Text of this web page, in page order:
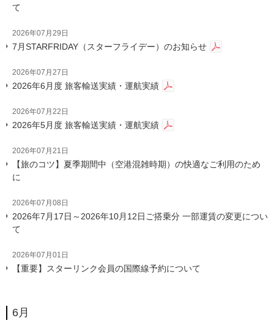
て
2026年07月29日
7月STARFRIDAY（スターフライデー）のお知らせ
2026年07月27日
2026年6月度 旅客輸送実績・運航実績
2026年07月22日
2026年5月度 旅客輸送実績・運航実績
2026年07月21日
【旅のコツ】夏季期間中（空港混雑時期）の快適なご利用のため
に
2026年07月08日
2026年7月17日～2026年10月12日ご搭乗分 一部運賃の変更につい
て
2026年07月01日
【重要】スターリンク会員の国際線予約について
6月